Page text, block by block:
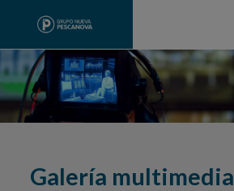
Galería multimedia